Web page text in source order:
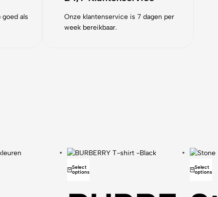
als
Onze klantenservice is 7 dagen per
week bereikbaar.
Select
options
Select
options